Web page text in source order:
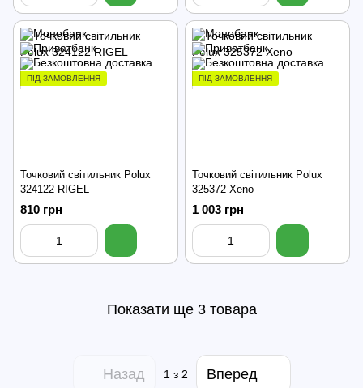
ПІД ЗАМОВЛЕННЯ
Точковий світильник Polux
324122 RIGEL
810 грн
ПІД ЗАМОВЛЕННЯ
Точковий світильник Polux
325372 Xeno
1 003 грн
Показати ще 3 товара
Назад 1з 2 Вперед